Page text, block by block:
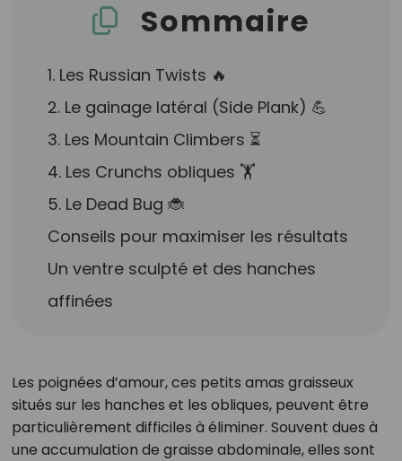
Sommaire
1. Les Russian Twists 🔥
2. Le gainage latéral (Side Plank) 💪
3. Les Mountain Climbers ⏳
4. Les Crunchs obliques 🏋️
5. Le Dead Bug 🐞
Conseils pour maximiser les résultats
Un ventre sculpté et des hanches
affinées
Les poignées d’amour, ces petits amas graisseux
situés sur les hanches et les obliques, peuvent être
particulièrement difficiles à éliminer. Souvent dues à
une accumulation de graisse abdominale, elles sont